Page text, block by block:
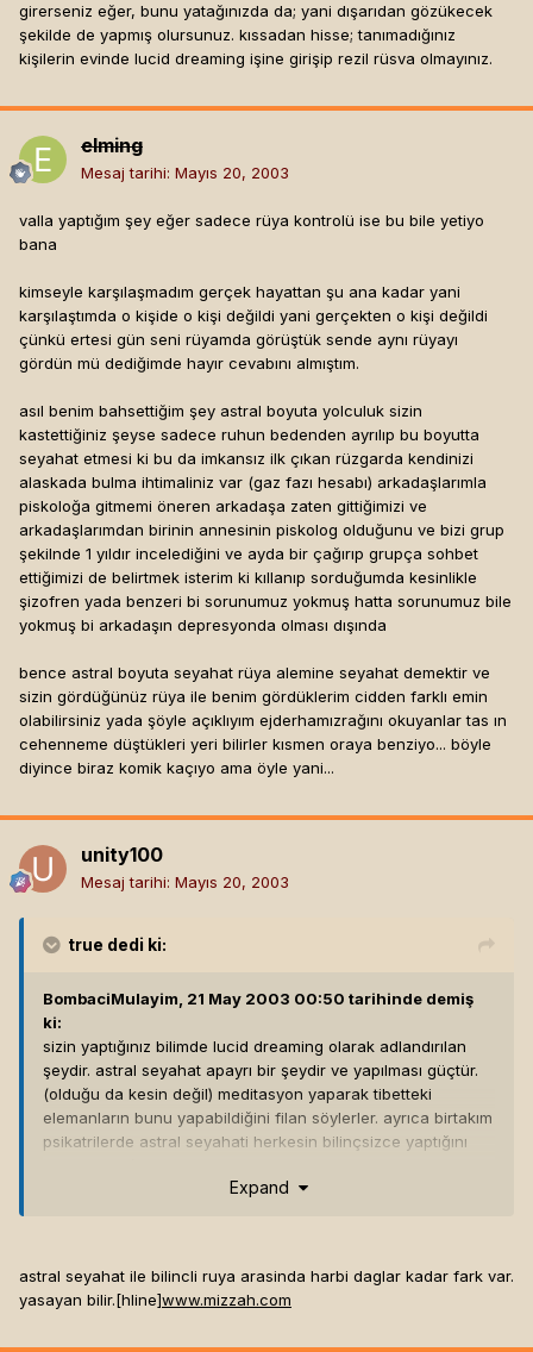
girerseniz eğer, bunu yatağınızda da; yani dışarıdan gözükecek
şekilde de yapmış olursunuz. kıssadan hisse; tanımadığınız
kişilerin evinde lucid dreaming işine girişip rezil rüsva olmayınız.
elming
Mesaj tarihi: Mayıs 20, 2003
valla yaptığım şey eğer sadece rüya kontrolü ise bu bile yetiyo
bana
kimseyle karşılaşmadım gerçek hayattan şu ana kadar yani
karşılaştımda o kişide o kişi değildi yani gerçekten o kişi değildi
çünkü ertesi gün seni rüyamda görüştük sende aynı rüyayı
gördün mü dediğimde hayır cevabını almıştım.
asıl benim bahsettiğim şey astral boyuta yolculuk sizin
kastettiğiniz şeyse sadece ruhun bedenden ayrılıp bu boyutta
seyahat etmesi ki bu da imkansız ilk çıkan rüzgarda kendinizi
alaskada bulma ihtimaliniz var (gaz fazı hesabı) arkadaşlarımla
piskoloğa gitmemi öneren arkadaşa zaten gittiğimizi ve
arkadaşlarımdan birinin annesinin piskolog olduğunu ve bizi grup
şekilnde 1 yıldır incelediğini ve ayda bir çağırıp grupça sohbet
ettiğimizi de belirtmek isterim ki kıllanıp sorduğumda kesinlikle
şizofren yada benzeri bi sorunumuz yokmuş hatta sorunumuz bile
yokmuş bi arkadaşın depresyonda olması dışında
bence astral boyuta seyahat rüya alemine seyahat demektir ve
sizin gördüğünüz rüya ile benim gördüklerim cidden farklı emin
olabilirsiniz yada şöyle açıklıyım ejderhamızrağını okuyanlar tas ın
cehenneme düştükleri yeri bilirler kısmen oraya benziyo... böyle
diyince biraz komik kaçıyo ama öyle yani...
unity100
Mesaj tarihi: Mayıs 20, 2003
true dedi ki:
BombaciMulayim, 21 May 2003 00:50 tarihinde demiş
ki:
sizin yaptığınız bilimde lucid dreaming olarak adlandırılan
şeydir. astral seyahat apayrı bir şeydir ve yapılması güçtür.
(olduğu da kesin değil) meditasyon yaparak tibetteki
elemanların bunu yapabildiğini filan söylerler. ayrıca birtakım
psikatrilerde astral seyahati herkesin bilinçsizce yaptığını
düşüyormuşsunuz hissi bunun belirtisidir. bu ruhun bedene
bir kıstas vardır. lucid dreaming yaparken, orada
yaptıklarınızı fiziksel olarak da yaparsınız. yani rüyanızda
Expand
astral seyahat ile bilincli ruya arasinda harbi daglar kadar fark var.
yasayan bilir.[hline]www.mizzah.com